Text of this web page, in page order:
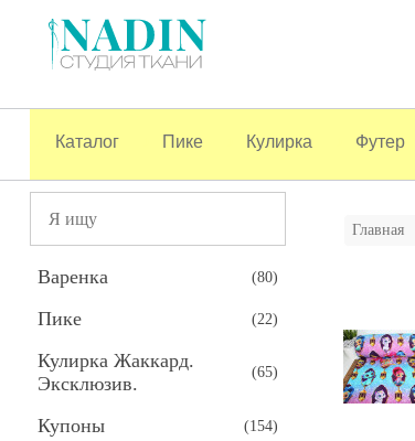
Каталог Пике Кулирка Футер
Варенка (80)
Пике (22)
Кулирка Жаккард.
Эксклюзив.
(65)
Купоны (154)
Главная